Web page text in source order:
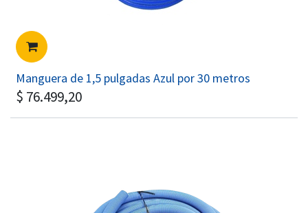
Manguera de 1,5 pulgadas Azul por 30 metros
$ 76.499,20